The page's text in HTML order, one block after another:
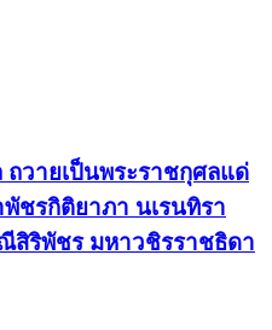
วายเป็นพระราชกุศลแด่
พัชรกิติยาภา นเรนทิรา
สิริพัชร มหาวชิรราชธิดา